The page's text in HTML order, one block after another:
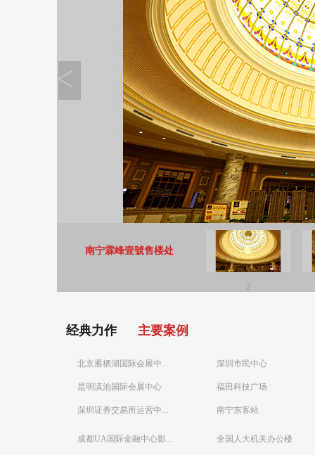
南宁霖峰壹號售楼处
2
经典力作 主要案例
北京雁栖湖国际会展中...
昆明滇池国际会展中心
深圳证券交易所运营中...
成都UA国际金融中心影...
深圳市民中心
福田科技广场
南宁东客站
全国人大机关办公楼